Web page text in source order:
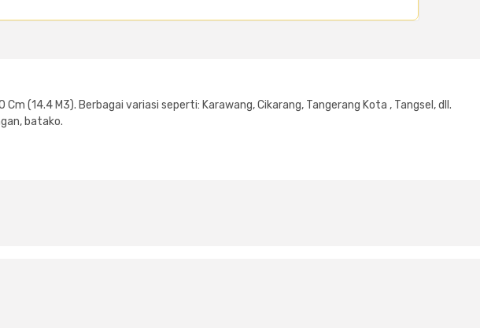
(14.4 M3). Berbagai variasi seperti: Karawang, Cikarang, Tangerang Kota , Tangsel, dll.
batako.